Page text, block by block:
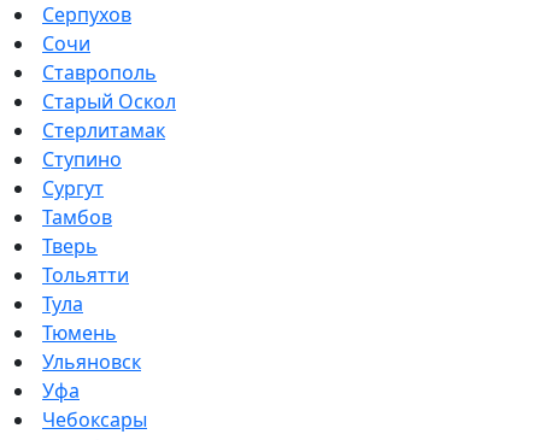
Серпухов
Сочи
Ставрополь
Старый Оскол
Стерлитамак
Ступино
Сургут
Тамбов
Тверь
Тольятти
Тула
Тюмень
Ульяновск
Уфа
Чебоксары